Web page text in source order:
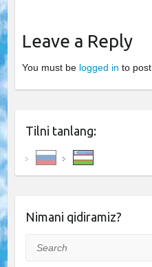
Leave a Reply
You must be logged in to
Tilni tanlang:
Nimani qidiramiz?
Search